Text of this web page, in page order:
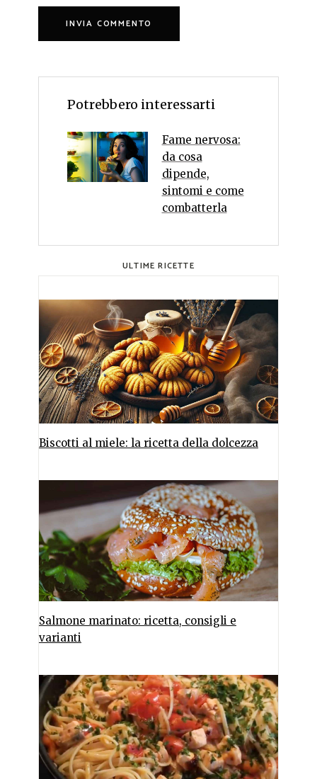
Potrebbero interessarti
Fame nervosa:
da cosa
dipende,
sintomi e come
combatterla
ULTIME RICETTE
Biscotti al miele: la ricetta della dolcezza
Salmone marinato: ricetta, consigli e
varianti